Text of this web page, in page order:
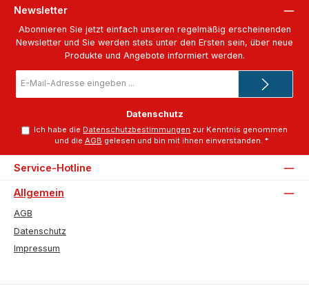
Newsletter
Abonnieren Sie jetzt einfach unseren regelmäßig erscheinenden
Newsletter und Sie werden stets unter den Ersten sein, über neue
Produkte und Angebote informiert werden.
Mail-
Datenschutz
Ich habe die Datenschutzbestimmungen zur Kenntnis genommen
und die AGB gelesen und bin mit ihnen einverstanden. *
Service-Hotline
Allgemein
AGB
Datenschutz
Impressum